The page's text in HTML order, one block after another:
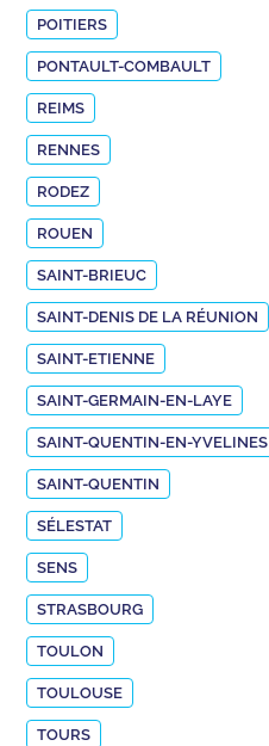
POITIERS
PONTAULT-COMBAULT
REIMS
RENNES
RODEZ
ROUEN
SAINT-BRIEUC
SAINT-DENIS DE LA RÉUNION
SAINT-ETIENNE
SAINT-GERMAIN-EN-LAYE
SAINT-QUENTIN-EN-YVELINES
SAINT-QUENTIN
SÉLESTAT
SENS
STRASBOURG
TOULON
TOULOUSE
TOURS